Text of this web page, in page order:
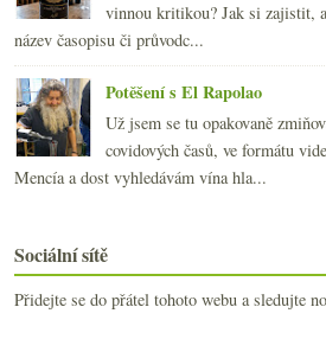
vinnou kritikou? Jak si zajistit,
název časopisu či průvodc...
Potěšení s El Rapolao
Už jsem se tu opakovaně
covidových časů, ve formátu
Mencía a dost vyhledávám vína hla...
Sociální sítě
Přidejte se do přátel tohoto webu a sledujte